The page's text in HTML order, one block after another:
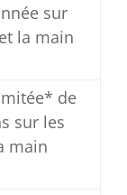
sur
la main
de
sur les
main